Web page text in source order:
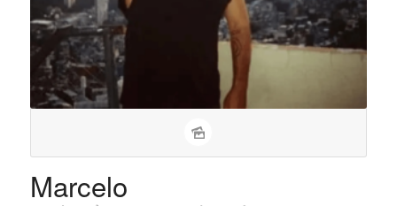
Marcelo